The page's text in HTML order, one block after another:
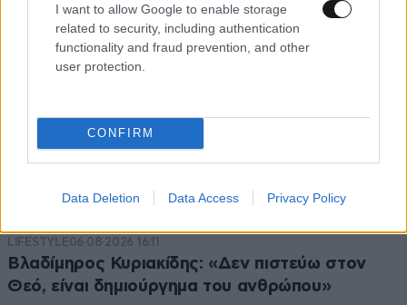
I want to allow Google to enable storage
related to security, including authentication
functionality and fraud prevention, and other
user protection.
CONFIRM
Data Deletion Data Access Privacy Policy
LIFESTYLE06·08·2026 16:11
Βλαδίμηρος Κυριακίδης: «Δεν πιστεύω στον
Θεό, είναι δημιούργημα του ανθρώπου»